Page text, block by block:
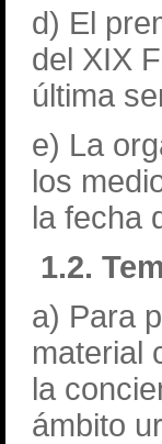
d) El
del XIX
última
e) La
los
la fecha
1.2.
a) Para
material
la
ámbito